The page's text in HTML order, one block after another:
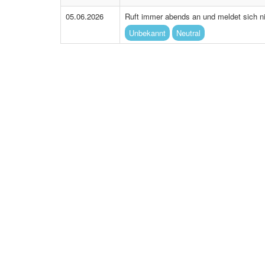
05.06.2026
Ruft immer abends an und meldet sich
Unbekannt
Neutral